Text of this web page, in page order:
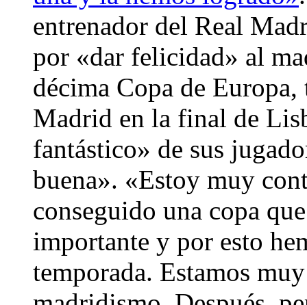
entrenador del Real
por «dar felicidad» al
décima Copa de
Madrid en la final de
fantástico» de sus
buena». «Estoy muy
conseguido una copa
importante y por esto
temporada. Estamos